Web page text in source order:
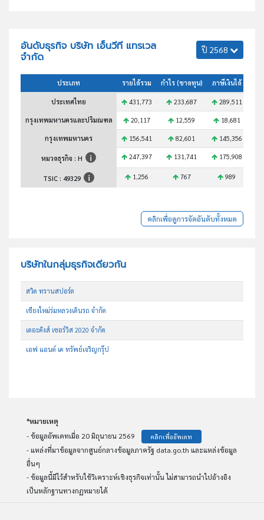
อันดับธุรกิจ บริษัท เอ็นวีที แทรเวล
จำกัด
ปี 2568
ประเภท รายได้รวม กำไร (ขาดทุน) ภาษีเงินได้
ประเทศไทย 431,773 233,687 289,511
กรุงเทพมหานครและปริมณฑล 20,117 12,559 18,681
กรุงเทพมหานคร 156,541 82,601 145,356
หมวดธุรกิจ : H 247,397 131,741 175,908
TSIC : 49329 1,256 767 989
คลิกเพื่อดูการจัดอันดับทั้งหมด
บริษัทในกลุ่มธุรกิจเดียวกัน
สวิด ทรานสปอร์ต
เชียงใหม่ร่มหลวงเดินรถ จำกัด
เดอะคิงส์ เซอร์วิส 2020 จำกัด
เอฟ แอนด์ เค ทรัพย์เจริญกรุ๊ป
*หมายเหตุ
- ข้อมูลอัพเดทเมื่อ 20 มิถุนายน 2569
คลิกเพื่ออัพเดท
- แหล่งที่มาข้อมูลจากศูนย์กลางข้อมูลภาครัฐ data.go.th และแหล่งข้อมูล
อื่นๆ
- ข้อมูลนี้มีไว้สำหรับใช้วิเคราะห์เชิงธุรกิจเท่านั้น ไม่สามารถนำไปอ้างอิง
เป็นหลักฐานทางกฏหมายได้